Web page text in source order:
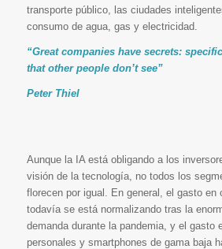
transporte público, las ciudades
consumo de agua, gas y electricidad.
“Great companies have secrets:
that other people don’t see”
Peter Thiel
Aunque la IA está obligando a los
visión de la tecnología, no todos los
florecen por igual. En general, el gasto en
todavía se está normalizando tras la
demanda durante la pandemia, y el gasto
personales y smartphones de gama baja